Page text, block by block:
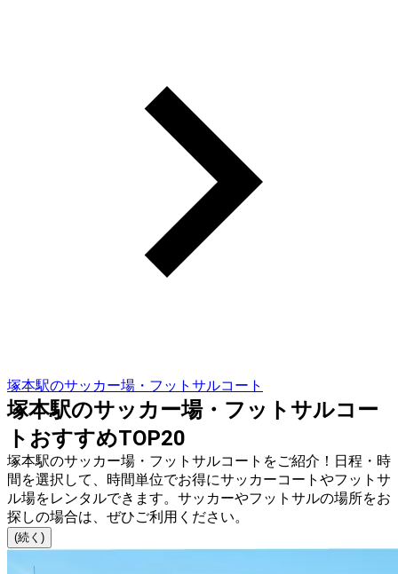
塚本駅のサッカー場・フットサルコート
塚本駅のサッカー場・フットサルコー
トおすすめTOP20
塚本駅のサッカー場・フットサルコートをご紹介！日程・時
間を選択して、時間単位でお得にサッカーコートやフットサ
ル場をレンタルできます。サッカーやフットサルの場所をお
探しの場合は、ぜひご利用ください。
(続く)